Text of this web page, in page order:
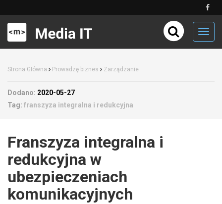
Strona Główna Prowadzę biznes Zarządzanie
Dodano: 2020-05-27
Tag: franszyza integralna i redukcyjna
Franszyza integralna i
redukcyjna w
ubezpieczeniach
komunikacyjnych